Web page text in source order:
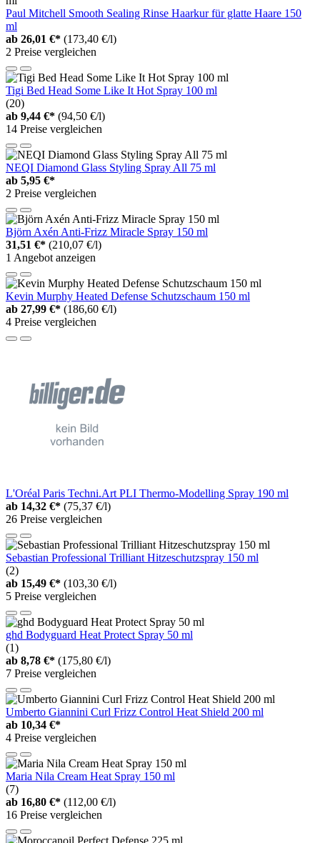
Paul Mitchell Smooth Sealing Rinse Haarkur für glatte Haare 150
ml
ab 26,01 €* (173,40 €/l)
2 Preise vergleichen
Tigi Bed Head Some Like It Hot Spray 100 ml
(20)
ab 9,44 €* (94,50 €/l)
14 Preise vergleichen
NEQI Diamond Glass Styling Spray All 75 ml
ab 5,95 €*
2 Preise vergleichen
Björn Axén Anti-Frizz Miracle Spray 150 ml
31,51 €* (210,07 €/l)
1 Angebot anzeigen
Kevin Murphy Heated Defense Schutzschaum 150 ml
ab 27,99 €* (186,60 €/l)
4 Preise vergleichen
L'Oréal Paris Techni.Art PLI Thermo-Modelling Spray 190 ml
ab 14,32 €* (75,37 €/l)
26 Preise vergleichen
Sebastian Professional Trilliant Hitzeschutzspray 150 ml
(2)
ab 15,49 €* (103,30 €/l)
5 Preise vergleichen
ghd Bodyguard Heat Protect Spray 50 ml
(1)
ab 8,78 €* (175,80 €/l)
7 Preise vergleichen
Umberto Giannini Curl Frizz Control Heat Shield 200 ml
ab 10,34 €*
4 Preise vergleichen
Maria Nila Cream Heat Spray 150 ml
(7)
ab 16,80 €* (112,00 €/l)
16 Preise vergleichen